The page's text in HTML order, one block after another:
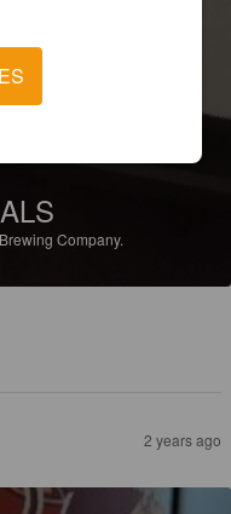
Company.
2 years ago